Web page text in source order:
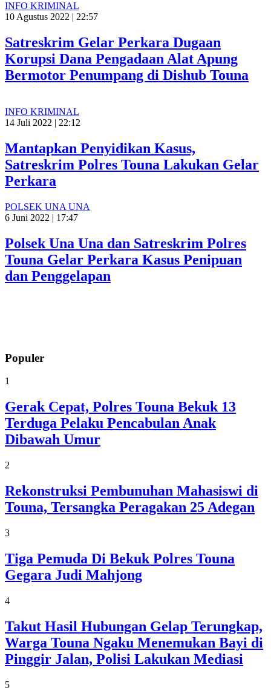
INFO KRIMINAL
10 Agustus 2022 | 22:57
Satreskrim Gelar Perkara Dugaan
Korupsi Dana Pengadaan Alat Apung
Bermotor Penumpang di Dishub Touna
INFO KRIMINAL
14 Juli 2022 | 22:12
Mantapkan Penyidikan Kasus,
Satreskrim Polres Touna Lakukan Gelar
Perkara
POLSEK UNA UNA
6 Juni 2022 | 17:47
Polsek Una Una dan Satreskrim Polres
Touna Gelar Perkara Kasus Penipuan
dan Penggelapan
Populer
1
Gerak Cepat, Polres Touna Bekuk 13
Terduga Pelaku Pencabulan Anak
Dibawah Umur
2
Rekonstruksi Pembunuhan Mahasiswi di
Touna, Tersangka Peragakan 25 Adegan
3
Tiga Pemuda Di Bekuk Polres Touna
Gegara Judi Mahjong
4
Takut Hasil Hubungan Gelap Terungkap,
Warga Touna Ngaku Menemukan Bayi di
Pinggir Jalan, Polisi Lakukan Mediasi
5